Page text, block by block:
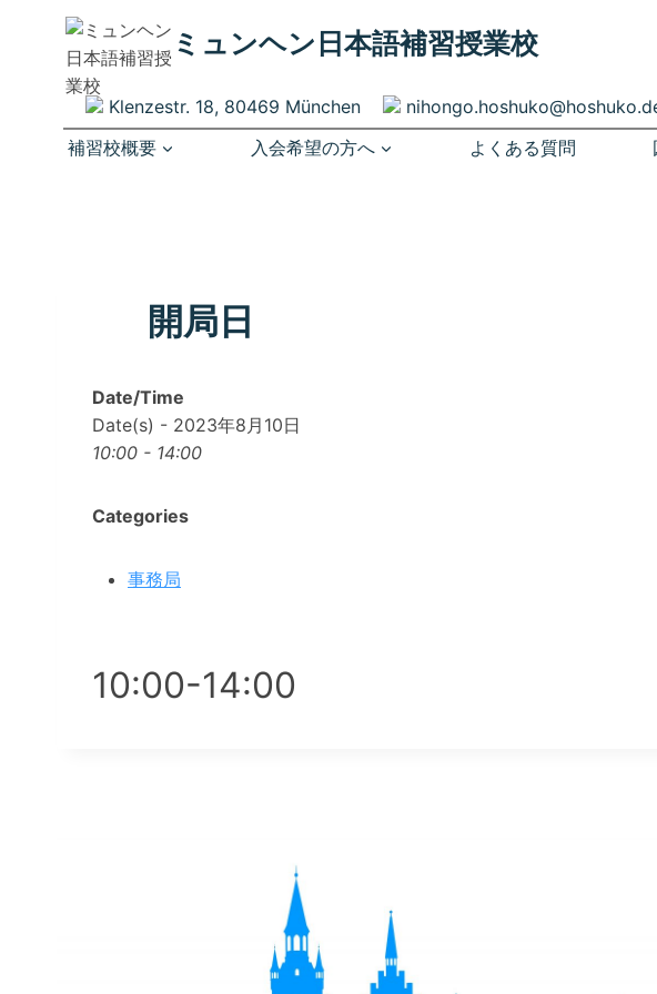
ミュンヘン​日本語補習授業校
Klenzestr. 18, 80469 München
補習校概要
入会希望の方へ よくある質問
開局日
Date/Time
Date(s) - 2023年8月10日
10:00 - 14:00
Categories
事務局
10:00-14:00